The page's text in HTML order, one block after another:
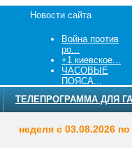
Новости сайта
Война против
ро...
+1 киевское...
ЧАСОВЫЕ
ПОЯСА...
ТЕЛЕПРОГРАММА ДЛЯ
неделя с 03.08.2026